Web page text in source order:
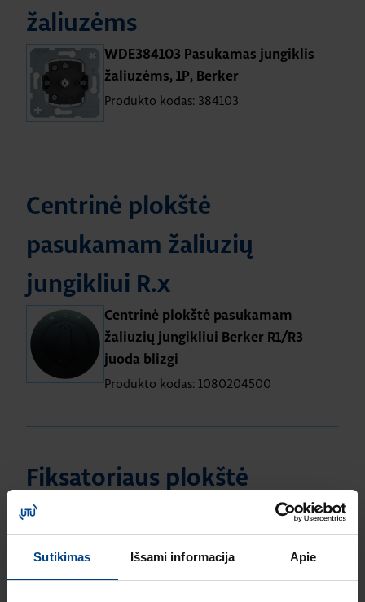
Sutikimas Išsami informacija Apie
žaliuzėms
WDE384103 Pasukamas jungiklis
žaliuzėms, 1P, Berker
Produkto kodas: 384103
Centrinė plokštė
pasukamam žaliuzių
jungikliui R.x
Centrinė plokštė pasukamam
žaliuzių jungikliui Berker R1/R3
juoda blizgi
Produkto kodas: 1080204500
Fiksatoriaus plokštė
žaliuziniams jungikliams